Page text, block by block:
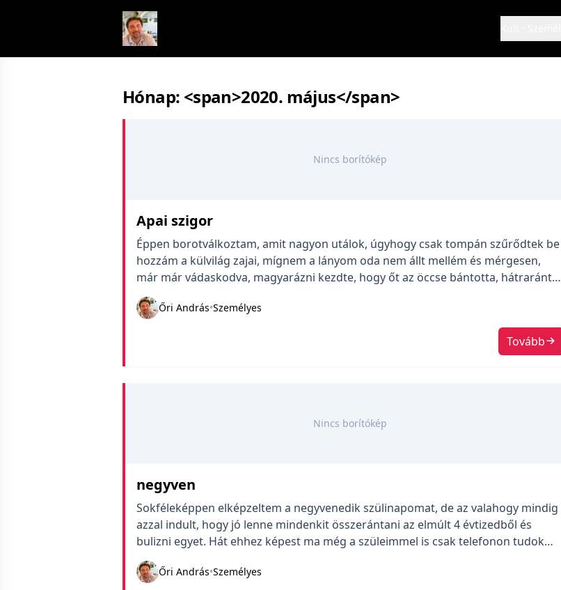
Hónap: <span>2020. május</span>
Nincs borítókép
Apai szigor
Éppen borotválkoztam, amit nagyon utálok, úgyhogy csak tompán szűrődtek be
hozzám a külvilág zajai, mígnem a lányom oda nem állt mellém és mérgesen,
már már vádaskodva, magyarázni kezdte, hogy őt az öccse bántotta, hátrarántva
a pizsama-felső nyakát fojtogatta. Én, a borotválkozásra figyelve, úgy éreztem,
hogy kellő módon sopánkodtam a helyzeten, de őt ez nem elégítette […]
Őri András•Személyes
Tovább
Nincs borítókép
negyven
Sokféleképpen elképzeltem a negyvenedik szülinapomat, de az valahogy mindig
azzal indult, hogy jó lenne mindenkit összerántani az elmúlt 4 évtizedből és
bulizni egyet. Hát ehhez képest ma még a szüleimmel is csak telefonon tudok
kapcsolatot tartani, köszönhetően ennek az idióta koronavírusnak. Azért jól
indult a nap, a sógornőm minden felületen, ahol csak elér szülinapi
Őri András•Személyes